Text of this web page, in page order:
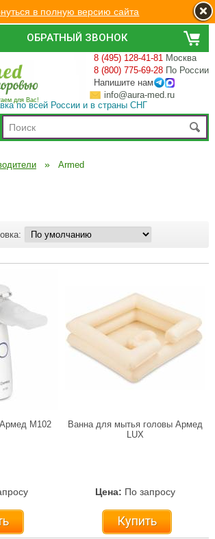
ОБРАТНЫЙ ЗВОНОК
для Вас!
8 (495) 128-41-81 Москва
8 (800) 775-69-28 По России
Напишите нам
info@aura-med.ru
по всей России и в страны СНГ
» Armed
M102
Ванна для мытья головы Армед
LUX
Цена: По запросу
Купить
в полную версию сайта